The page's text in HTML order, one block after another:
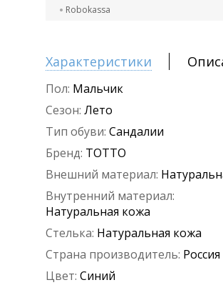
Robokassa
Характеристики
Пол: Мальчик
Сезон: Лето
Тип обуви: Сандалии
Бренд: ТОТТО
Внешний материал:
Внутренний материал:
Натуральная кожа
Стелька: Натуральная кожа
Страна производитель: Россия
Цвет: Синий